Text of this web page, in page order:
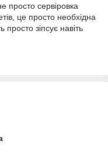
просто сервіровка
це просто необхідна
просто зіпсує навіть